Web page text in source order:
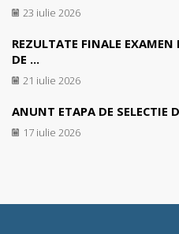
23 iulie 2026
REZULTATE FINALE
DE ...
21 iulie 2026
ANUNT ETAPA DE SELECTIE
17 iulie 2026